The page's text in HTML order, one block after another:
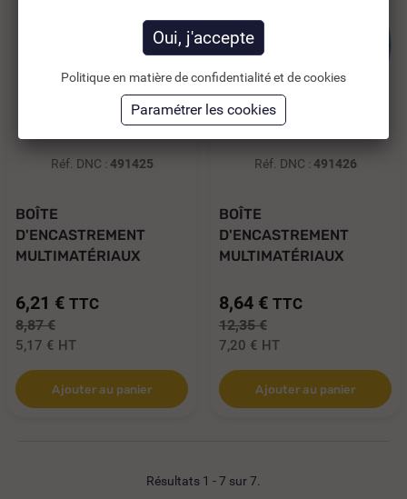
Réf. DNC : 491425
BOÎTE
D'ENCASTREMENT
MULTIMATÉRIAUX
6,21 € TTC
8,87 €
5,17 € HT
Ajouter au panier
Réf. DNC : 491426
BOÎTE
D'ENCASTREMENT
MULTIMATÉRIAUX
8,64 € TTC
12,35 €
7,20 € HT
Ajouter au panier
Résultats 1 - 7 sur 7.
Politique en matière de confidentialité et de cookies